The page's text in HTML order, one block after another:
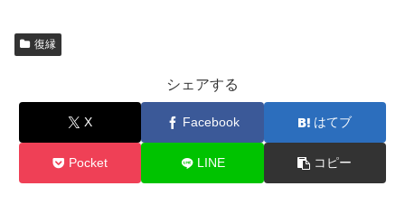
復縁
シェアする
X Facebook はてブ
Pocket LINE コピー